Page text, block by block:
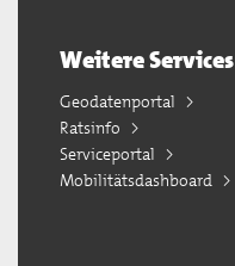
Weitere Services
Geodatenportal
Ratsinfo
Serviceportal
Mobilitätsdashboard